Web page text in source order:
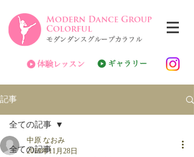
記事
全ての記事
全ての記事
中原 なおみ
2019年11月28日